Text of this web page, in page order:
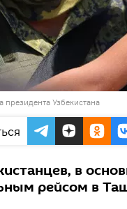
Узбекистана
в
рейсом в